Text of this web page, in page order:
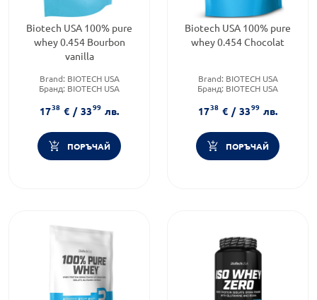
Biotech USA 100% pure
whey 0.454 Bourbon
vanilla
Brand: BIOTECH USA
Бранд: BIOTECH USA
1738 € / 3399 лв.
ПОРЪЧАЙ
Biotech USA 100% pure
whey 0.454 Chocolat
Brand: BIOTECH USA
Бранд: BIOTECH USA
1738 € / 3399 лв.
ПОРЪЧАЙ